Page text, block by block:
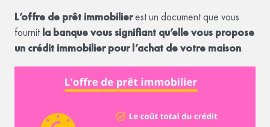
L’offre de prêt immobilierest un document que vous
fournit la banque vous signifiant qu’elle vous propose
un crédit immobilier pour l’achat de votre maison.